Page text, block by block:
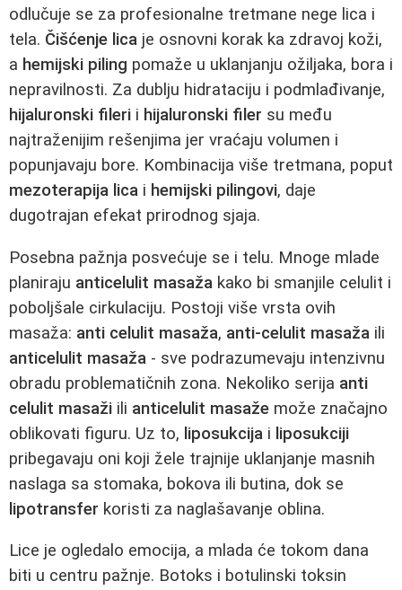
odlučuje se za profesionalne tretmane nege lica i
tela. Čišćenje lica je osnovni korak ka zdravoj koži,
a hemijski piling pomaže u uklanjanju ožiljaka, bora i
nepravilnosti. Za dublju hidrataciju i podmlađivanje,
hijaluronski fileri i hijaluronski filer su među
najtraženijim rešenjima jer vraćaju volumen i
popunjavaju bore. Kombinacija više tretmana, poput
mezoterapija lica i hemijski pilingovi, daje
dugotrajan efekat prirodnog sjaja.
Posebna pažnja posvećuje se i telu. Mnoge mlade
planiraju anticelulit masaža kako bi smanjile celulit i
poboljšale cirkulaciju. Postoji više vrsta ovih
masaža: anti celulit masaža, anti-celulit masaža ili
anticelulit masaža - sve podrazumevaju intenzivnu
obradu problematičnih zona. Nekoliko serija anti
celulit masaži ili anticelulit masaže može značajno
oblikovati figuru. Uz to, liposukcija i liposukciji
pribegavaju oni koji žele trajnije uklanjanje masnih
naslaga sa stomaka, bokova ili butina, dok se
lipotransfer koristi za naglašavanje oblina.
Lice je ogledalo emocija, a mlada će tokom dana
biti u centru pažnje. Botoks i botulinski toksin